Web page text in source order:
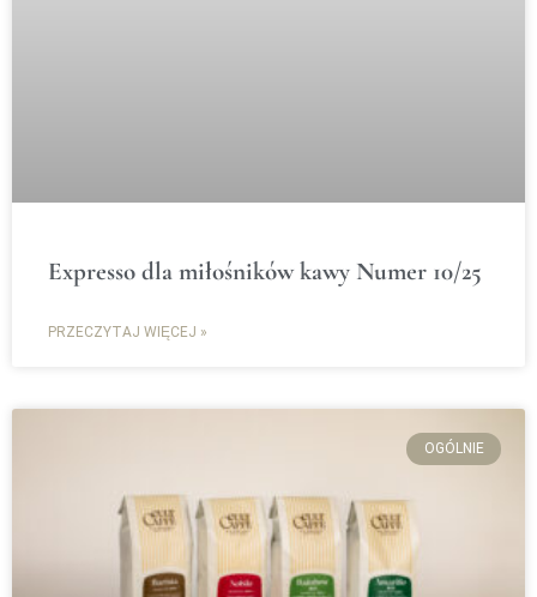
Expresso dla miłośników kawy Numer 10/25
PRZECZYTAJ WIĘCEJ »
OGÓLNIE